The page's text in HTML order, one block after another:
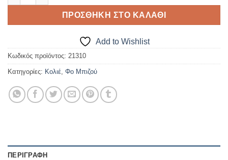
ΠΡΟΣΘΉΚΗ ΣΤΟ ΚΑΛΆΘΙ
Add to Wishlist
Κωδικός προϊόντος: 21310
Κατηγορίες: Κολιέ, Φο Μπιζού
ΠΕΡΙΓΡΑΦΉ